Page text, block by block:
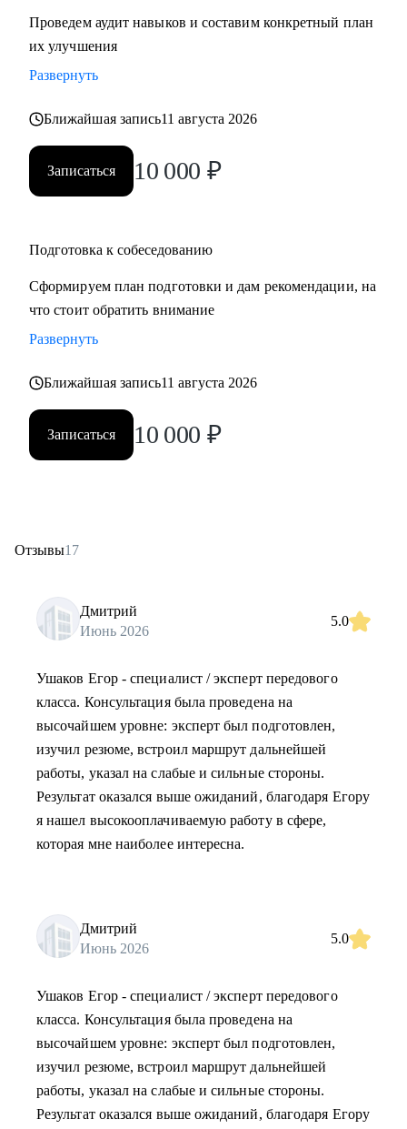
Проведем аудит навыков и составим конкретный план
их улучшения
Развернуть
Ближайшая запись11 августа 2026
Записаться 10 000 ₽
Подготовка к собеседованию
Сформируем план подготовки и дам рекомендации, на
что стоит обратить внимание
Развернуть
Ближайшая запись11 августа 2026
Записаться 10 000 ₽
Отзывы17
Дмитрий
Июнь 2026
5.0
Ушаков Егор - специалист / эксперт передового
класса. Консультация была проведена на
высочайшем уровне: эксперт был подготовлен,
изучил резюме, встроил маршрут дальнейшей
работы, указал на слабые и сильные стороны.
Результат оказался выше ожиданий, благодаря Егору
я нашел высокооплачиваемую работу в сфере,
которая мне наиболее интересна.
Дмитрий
Июнь 2026
5.0
Ушаков Егор - специалист / эксперт передового
класса. Консультация была проведена на
высочайшем уровне: эксперт был подготовлен,
изучил резюме, встроил маршрут дальнейшей
работы, указал на слабые и сильные стороны.
Результат оказался выше ожиданий, благодаря Егору